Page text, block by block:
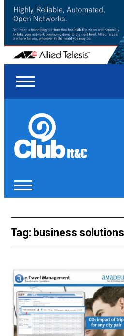
Tag: business solutions